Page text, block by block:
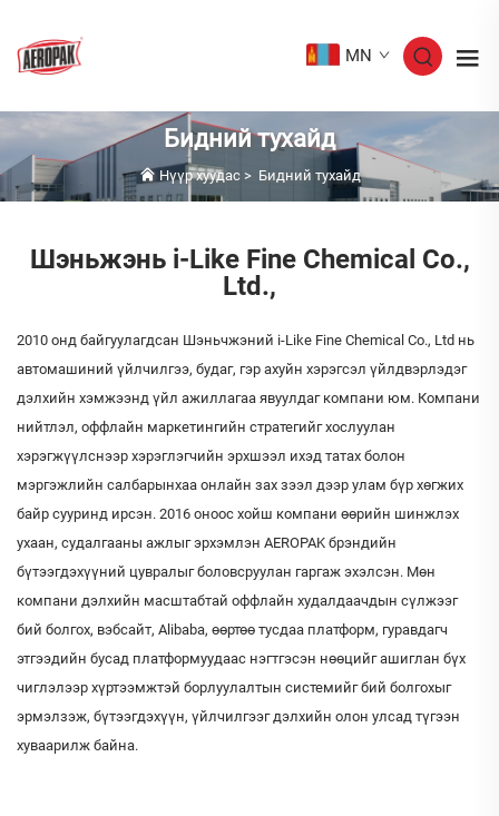
MN
Бидний тухайд
Нүүр хуудас> Бидний тухайд
Шэньжэнь i-Like Fine Chemical Co.,
Ltd.,
2010 онд байгуулагдсан Шэньчжэний i-Like Fine Chemical Co., Ltd нь
автомашиний үйлчилгээ, будаг, гэр ахуйн хэрэгсэл үйлдвэрлэдэг
дэлхийн хэмжээнд үйл ажиллагаа явуулдаг компани юм. Компани
нийтлэл, оффлайн маркетингийн стратегийг хослуулан
хэрэгжүүлснээр хэрэглэгчийн эрхшээл ихэд татах болон
мэргэжлийн салбарынхаа онлайн зах зээл дээр улам бүр хөгжих
байр сууринд ирсэн. 2016 оноос хойш компани өөрийн шинжлэх
ухаан, судалгааны ажлыг эрхэмлэн AEROPAK брэндийн
бүтээгдэхүүний цувралыг боловсруулан гаргаж эхэлсэн. Мөн
компани дэлхийн масштабтай оффлайн худалдаачдын сүлжээг
бий болгох, вэбсайт, Alibaba, өөртөө тусдаа платформ, гуравдагч
этгээдийн бусад платформуудаас нэгтгэсэн нөөцийг ашиглан бүх
чиглэлээр хүртээмжтэй борлуулалтын системийг бий болгохыг
эрмэлзэж, бүтээгдэхүүн, үйлчилгээг дэлхийн олон улсад түгээн
хуваарилж байна.